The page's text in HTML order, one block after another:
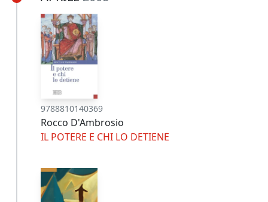
9788810140369
Rocco D'Ambrosio
IL POTERE E CHI LO DETIENE